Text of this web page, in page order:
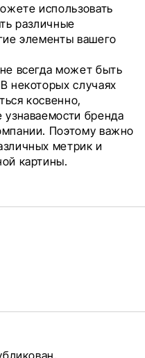
использовать
различные
элементы вашего
всегда может быть
некоторых случаях
косвенно,
бренда
Поэтому важно
метрик и
картины.